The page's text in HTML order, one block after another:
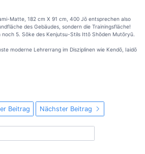
Matte, 182 cm X 91 cm, 400 Jō entsprechen also
des Gebäudes, sondern die Trainingsfläche!
5. Sōke des Kenjutsu-Stils Ittō Shōden Mutōryū.
moderne Lehrerrang im Disziplinen wie Kendō, Iaidō
Beitrag Nächster Beitrag